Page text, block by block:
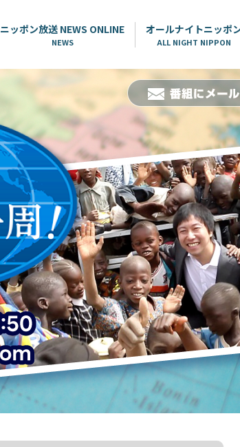
ニッポン放送 NEWS ONLINE
NEWS
オールナイトニッポ
ALL NIGHT NIPPON